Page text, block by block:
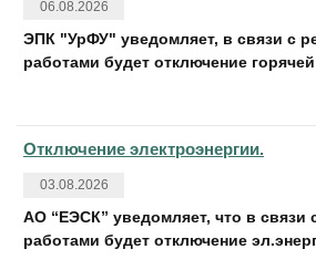
06.08.2026
ЭПК "УрФУ" уведомляет, в связи с
работами будет отключение
Отключение электроэнергии.
03.08.2026
АО “ЕЭСК” уведомляет, что в связи
работами будет отключение